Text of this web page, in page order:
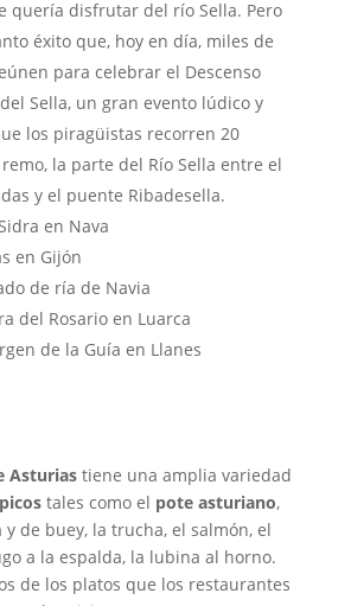
quería disfrutar del río Sella. Pero
éxito que, hoy en día, miles de
para celebrar el Descenso
Sella, un gran evento lúdico y
los piragüistas recorren 20
la parte del Río Sella entre el
y el puente Ribadesella.
en Nava
en Gijón
de ría de Navia
del Rosario en Luarca
de la Guía en Llanes
Asturiastiene una amplia variedad
tales como el pote asturiano,
y de buey, la trucha, el salmón, el
a la espalda, la lubina al horno.
de los platos que los restaurantes